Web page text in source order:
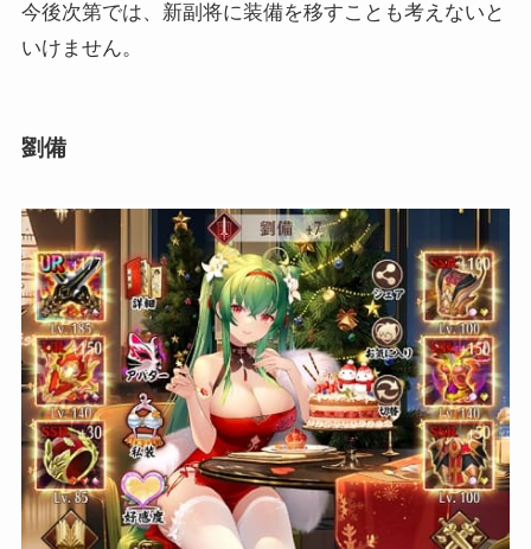
今後次第では、新副将に装備を移すことも考えないと
いけません。
劉備